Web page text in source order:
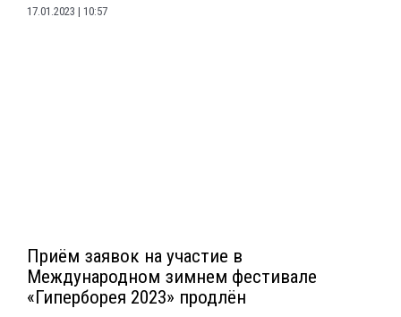
17.01.2023 10:57
Приём заявок на участие в
Международном зимнем фестивале
«Гиперборея 2023» продлён